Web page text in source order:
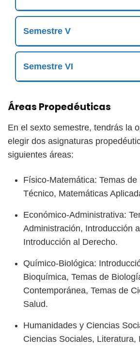
Semestre V
Semestre VI
Áreas Propedéuticas
En el sexto semestre, tendrás la
elegir dos asignaturas
siguientes áreas:
Físico-Matemática: Temas
Técnico, Matemáticas
Económico-Administrativa:
Administración, Introducción
Introducción al Derecho.
Químico-Biológica:
Bioquímica, Temas de
Contemporánea, Temas de
Salud.
Humanidades y Ciencias
Ciencias Sociales, Literatura,